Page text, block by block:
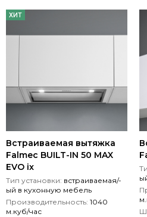
ХИТ
Встраиваемая вытяжка
Falmec BUILT-IN 50 MAX
EVO ix
Тип установки: встраиваемая/-
ый в кухонную мебель
Производительность: 1040
м.куб/час